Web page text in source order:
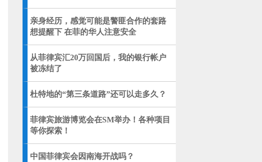
亲身经历，感觉可能是警匪合作的套路
想提醒下 在菲的华人注意安全
从菲律宾汇20万回国后，我的银行帐户
被冻结了
杜特地的“第三条道路”还可以走多久？
菲律宾旅游博览会在SM举办！各种项目
等你探索！
中国菲律宾会因南海开战吗？